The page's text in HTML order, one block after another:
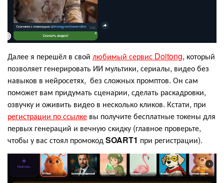
Далее я перешёл в свой любимый сервис Doitong, который
позволяет генерировать ИИ мультики, сериалы, видео без
навыков в нейросетях, без сложных промптов. Он сам
поможет вам придумать сценарии, сделать раскадровки,
озвучку и оживить видео в несколько кликов. Кстати, при
регистрации по ссылке вы получите бесплатные токены для
первых генераций и вечную скидку (главное проверьте,
чтобы у вас стоял промокодSOART1 при регистрации).